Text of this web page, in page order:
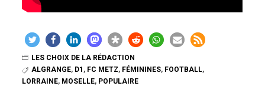
LES CHOIX DE LA RÉDACTION
ALGRANGE, D1 , FC METZ, FÉMININES, FOOTBALL,
LORRAINE, MOSELLE, POPULAIRE